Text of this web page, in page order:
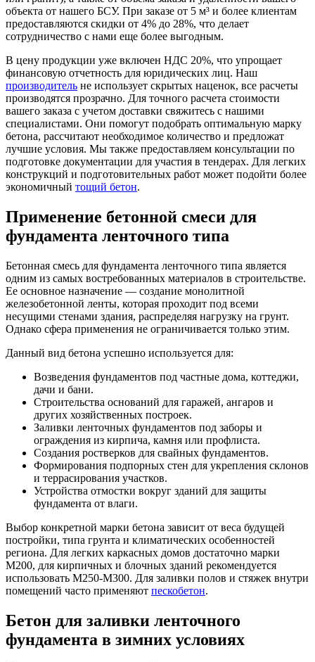
объекта от нашего БСУ. При заказе от 5 м³ и более клиентам
предоставляются скидки от 4% до 28%, что делает
сотрудничество с нами еще более выгодным.
В цену продукции уже включен НДС 20%, что упрощает
финансовую отчетность для юридических лиц. Наш
производитель не использует скрытых наценок, все расчеты
производятся прозрачно. Для точного расчета стоимости
вашего заказа с учетом доставки свяжитесь с нашими
специалистами. Они помогут подобрать оптимальную марку
бетона, рассчитают необходимое количество и предложат
лучшие условия. Мы также предоставляем консультации по
подготовке документации для участия в тендерах. Для легких
конструкций и подготовительных работ может подойти более
экономичный тощий бетон.
Применение бетонной смеси для
фундамента ленточного типа
Бетонная смесь для фундамента ленточного типа является
одним из самых востребованных материалов в строительстве.
Ее основное назначение — создание монолитной
железобетонной ленты, которая проходит под всеми
несущими стенами здания, распределяя нагрузку на грунт.
Однако сфера применения не ограничивается только этим.
Данный вид бетона успешно используется для:
Возведения фундаментов под частные дома, коттеджи,
дачи и бани.
Строительства оснований для гаражей, ангаров и
других хозяйственных построек.
Заливки ленточных фундаментов под заборы и
ограждения из кирпича, камня или профлиста.
Создания ростверков для свайных фундаментов.
Формирования подпорных стен для укрепления склонов
и террасирования участков.
Устройства отмостки вокруг зданий для защиты
фундамента от влаги.
Выбор конкретной марки бетона зависит от веса будущей
постройки, типа грунта и климатических особенностей
региона. Для легких каркасных домов достаточно марки
М200, для кирпичных и блочных зданий рекомендуется
использовать М250-М300. Для заливки полов и стяжек внутри
помещений часто применяют пескобетон.
Бетон для заливки ленточного
фундамента в зимних условиях